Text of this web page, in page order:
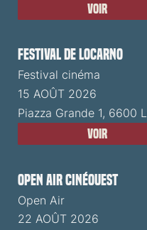
Voir
Festival de Locarno
Festival cinéma
15 AOÛT 2026
Piazza Grande 1, 6600
Voir
Open Air CinéOuest
Open Air
22 AOÛT 2026